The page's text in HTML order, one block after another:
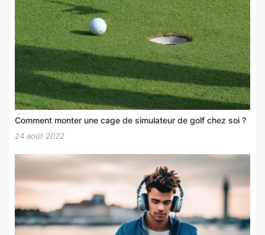
Comment monter une cage de simulateur de golf chez soi ?
24 août 2022